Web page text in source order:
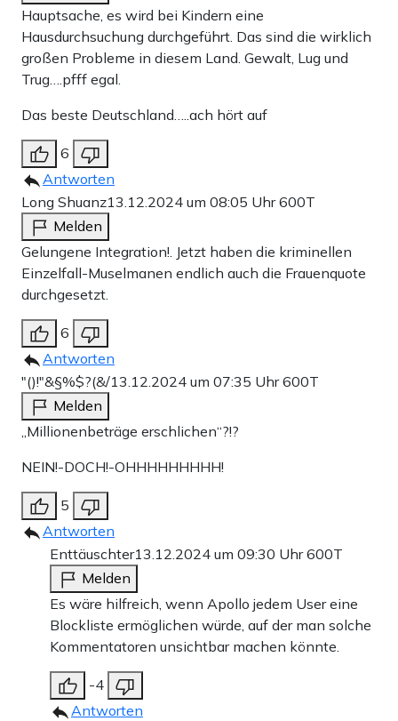
Hauptsache, es wird bei Kindern eine
Hausdurchsuchung durchgeführt. Das sind die wirklich
großen Probleme in diesem Land. Gewalt, Lug und
Trug….pfff egal.
Das beste Deutschland…..ach hört auf
6
Antworten
Long Shuanz13.12.2024 um 08:05 Uhr600T
Melden
Gelungene Integration!. Jetzt haben die kriminellen
Einzelfall-Muselmanen endlich auch die Frauenquote
durchgesetzt.
6
Antworten
"()!"&§%$?(&/13.12.2024 um 07:35 Uhr600T
Melden
„Millionenbeträge erschlichen“?!?
NEIN!-DOCH!-OHHHHHHHHH!
5
Antworten
Enttäuschter13.12.2024 um 09:30 Uhr600T
Melden
Es wäre hilfreich, wenn Apollo jedem User eine
Blockliste ermöglichen würde, auf der man solche
Kommentatoren unsichtbar machen könnte.
-4
Antworten